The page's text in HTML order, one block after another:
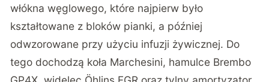
włókna węglowego, które najpierw było
kształtowane z bloków pianki, a później
odwzorowane przy użyciu infuzji żywicznej. Do
tego dochodzą koła Marchesini, hamulce Brembo